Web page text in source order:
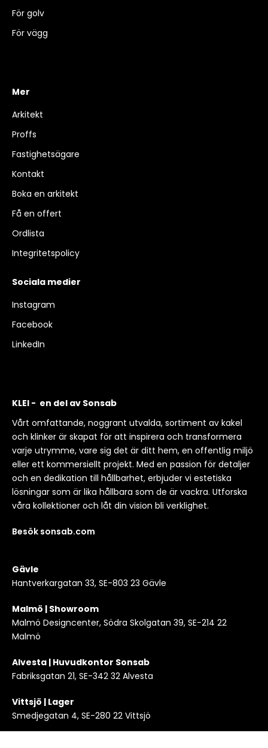
För golv
För vägg
Mer
Arkitekt
Proffs
Fastighetsägare
Kontakt
Boka en arkitekt
Få en offert
Ordlista
Integritetspolicy
Sociala medier
Instagram
Facebook
LinkedIn
KLEI - en del av Sonsab
Vårt omfattande, noggrant utvalda, sortiment av kakel
och klinker är skapat för att inspirera och transformera
varje utrymme, vare sig det är ditt hem, en offentlig miljö
eller ett kommersiellt projekt. Med en passion för detaljer
och en dedikation till hållbarhet, erbjuder vi estetiska
lösningar som är lika hållbara som de är vackra. Utforska
våra kollektioner och låt din vision bli verklighet.
Besök sonsab.com
Gävle
Hantverkargatan 33, SE-803 23 Gävle
Malmö | Showroom
Malmö Designcenter, Södra Skolgatan 39, SE-214 22
Malmö
Alvesta | Huvudkontor Sonsab
Fabriksgatan 21, SE-342 32 Alvesta
Vittsjö | Lager
Smedjegatan 4, SE-280 22 Vittsjö